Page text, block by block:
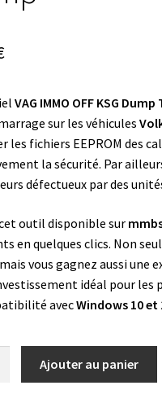
VAG IMMO OFF KSG
sur les véhicules
les fichiers EEPROM des
la sécurité. Par
défectueux par des
outil disponible sur
en quelques clics. Non
vous gagnez aussi une
idéal pour
avecWindows 10 et
Ajouter au panier